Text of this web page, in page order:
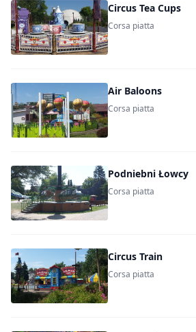
Circus Tea Cups
Corsa piatta
Air Baloons
Corsa piatta
Podniebni Łowcy
Corsa piatta
Circus Train
Corsa piatta